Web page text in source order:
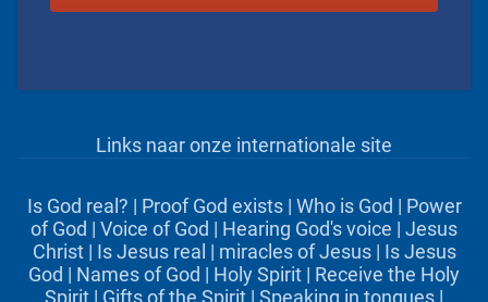
Links naar onze internationale site
Is God real? | Proof God exists| Who is God | Power
of God | Voice of God | Hearing God's voice | Jesus
Christ| Is Jesus real | miracles of Jesus| Is Jesus
God | Names of God | Holy Spirit | Receive the Holy
Spirit | Gifts of the Spirit | Speaking in tongues |